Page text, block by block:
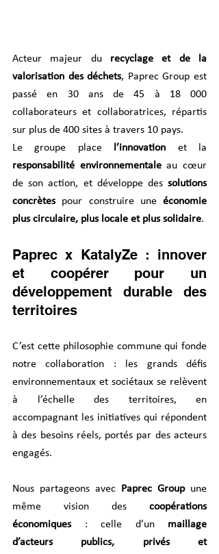
Acteur majeur du recyclage et de la
valorisation des déchets, Paprec Group est
passé en 30 ans de 45 à 18 000
collaborateurs et collaboratrices, répartis
sur plus de 400 sites à travers 10 pays.
Le groupe place l’innovation
responsabilité environnementale au cœur
de son action, et développe des solutions
concrètes pour construire une économie
plus circulaire, plus locale et plus solidaire.
Paprec x KatalyZe : innover
et coopérer pour un
développement durable des
territoires
C’est cette philosophie commune qui fonde
notre collaboration : les grands défis
environnementaux et sociétaux se relèvent
à l’échelle des territoires, en
accompagnant les initiatives qui répondent
à des besoins réels, portés par des acteurs
engagés.
Nous partageons avec Paprec Group une
même vision des coopérations
économiques : celle d’un maillage
d’acteurs publics, privés et